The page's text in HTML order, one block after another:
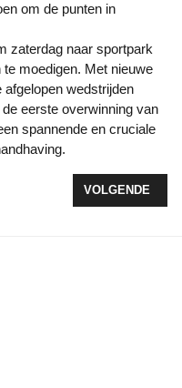
om de punten in
zaterdag naar sportpark
moedigen. Met nieuwe
wedstrijden
eerste overwinning van
spannende en cruciale
VAN DE GOOR OP BEZOEK
VOLGENDE
VOLGENDE